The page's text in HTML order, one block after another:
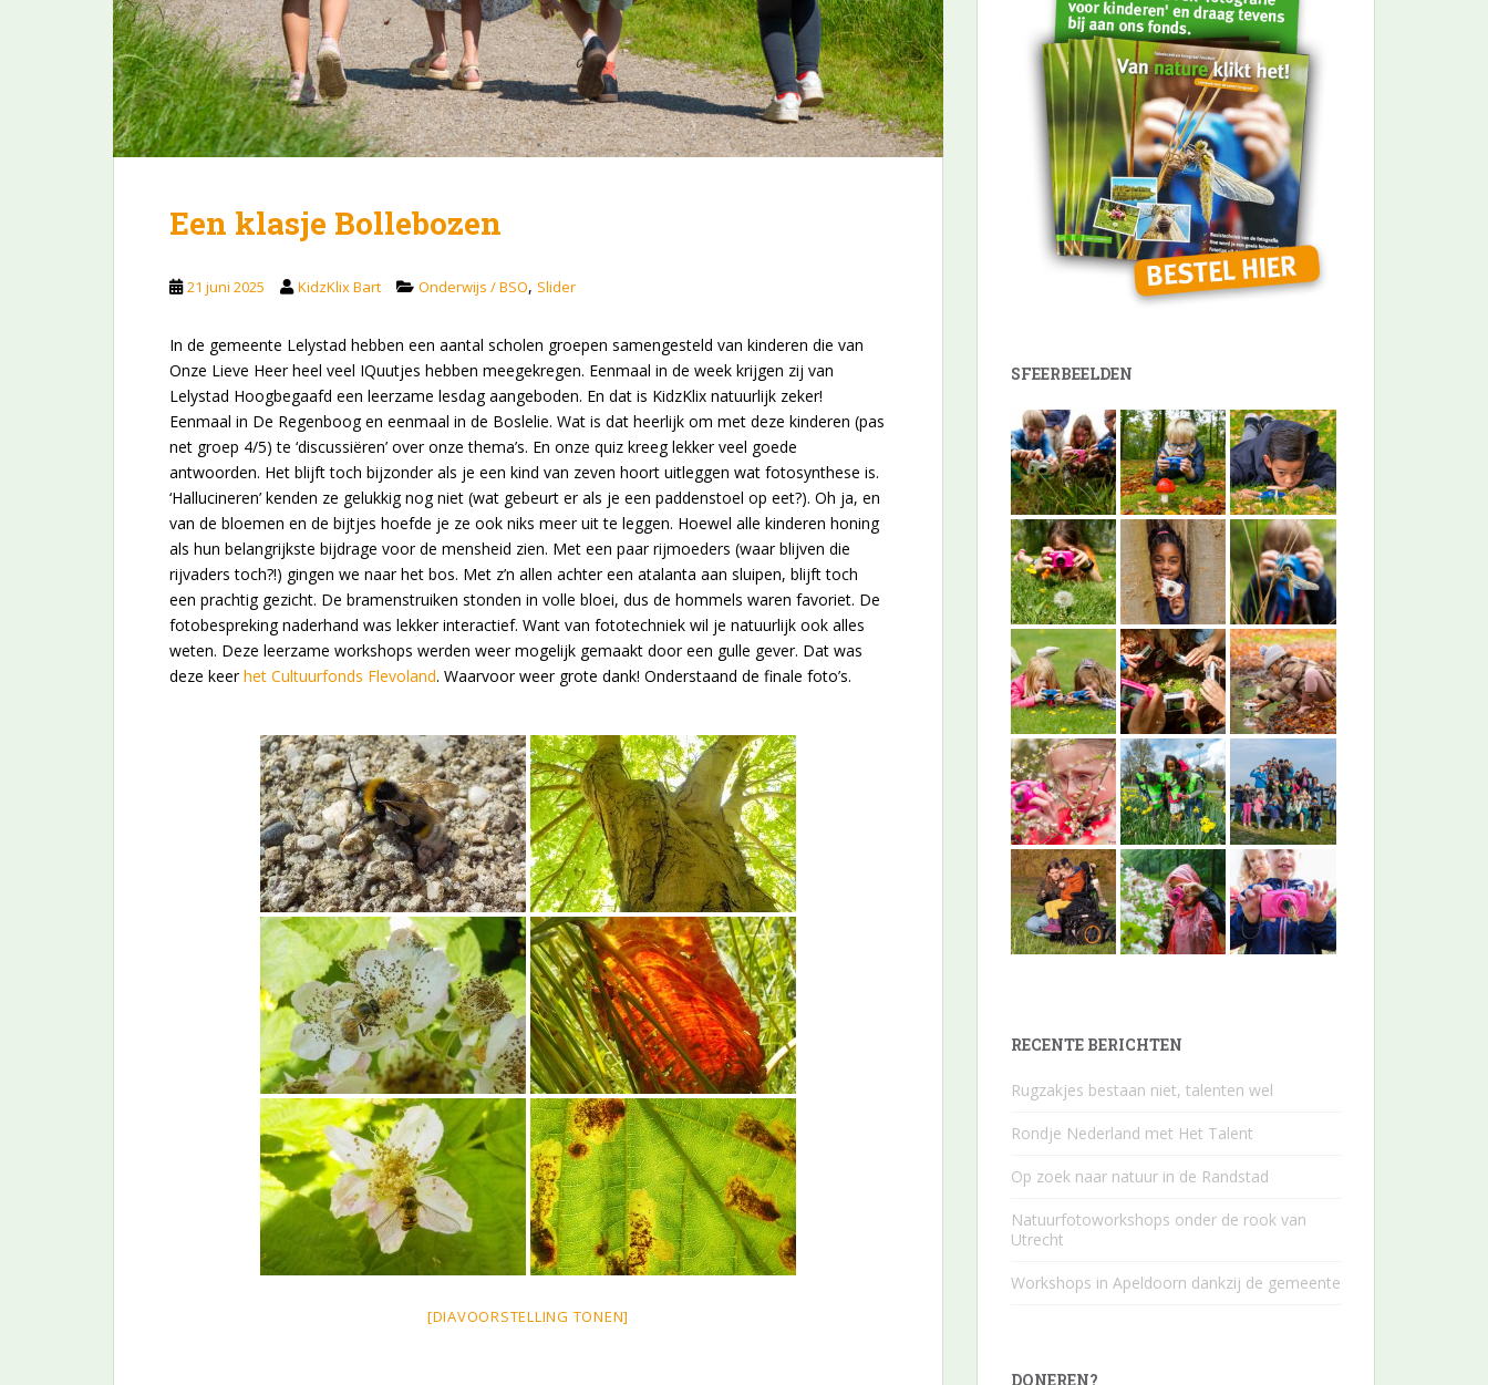
Een klasje Bollebozen
21 juni 2025 KidzKlix Bart Onderwijs / BSO, Slider
In de gemeente Lelystad hebben een aantal scholen groepen samengesteld van kinderen die van
Onze Lieve Heer heel veel IQuutjes hebben meegekregen. Eenmaal in de week krijgen zij van
Lelystad Hoogbegaafd een leerzame lesdag aangeboden. En dat is KidzKlix natuurlijk zeker!
Eenmaal in De Regenboog en eenmaal in de Boslelie. Wat is dat heerlijk om met deze kinderen (pas
net groep 4/5) te ‘discussiëren’ over onze thema’s. En onze quiz kreeg lekker veel goede
antwoorden. Het blijft toch bijzonder als je een kind van zeven hoort uitleggen wat fotosynthese is.
‘Hallucineren’ kenden ze gelukkig nog niet (wat gebeurt er als je een paddenstoel op eet?). Oh ja, en
van de bloemen en de bijtjes hoefde je ze ook niks meer uit te leggen. Hoewel alle kinderen honing
als hun belangrijkste bijdrage voor de mensheid zien. Met een paar rijmoeders (waar blijven die
rijvaders toch?!) gingen we naar het bos. Met z’n allen achter een atalanta aan sluipen, blijft toch
een prachtig gezicht. De bramenstruiken stonden in volle bloei, dus de hommels waren favoriet. De
fotobespreking naderhand was lekker interactief. Want van fototechniek wil je natuurlijk ook alles
weten. Deze leerzame workshops werden weer mogelijk gemaakt door een gulle gever. Dat was
deze keerhet Cultuurfonds Flevoland. Waarvoor weer grote dank! Onderstaand de finale foto’s.
[DIAVOORSTELLING TONEN]
SFEERBEELDEN
RECENTE BERICHTEN
Rugzakjes bestaan niet, talenten wel
Rondje Nederland met Het Talent
Op zoek naar natuur in de Randstad
Natuurfotoworkshops onder de rook van
Utrecht
Workshops in Apeldoorn dankzij de gemeente
DONEREN?